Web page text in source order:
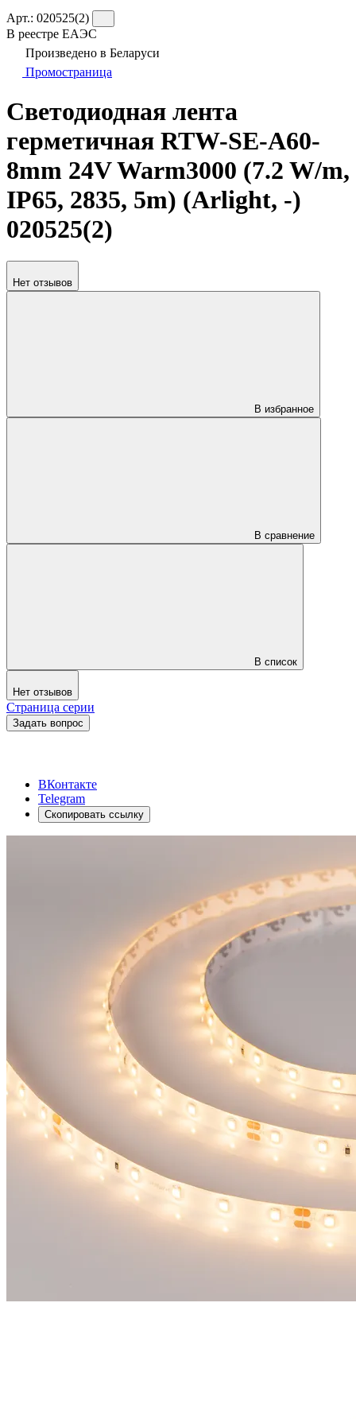
Арт.: 020525(2)
В реестре ЕАЭС
Произведено в Беларуси
Промостраница
Светодиодная лента
герметичная RTW-SE-A60-
8mm 24V Warm3000 (7.2 W/m,
IP65, 2835, 5m) (Arlight, -)
020525(2)
Нет отзывов
В избранное
В сравнение
В список
Нет отзывов
Страница серии
Задать вопрос
ВКонтакте
Telegram
Скопировать ссылку